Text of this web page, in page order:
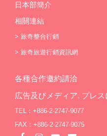
日本部簡介
相關連結
> 旅奇整合行銷
> 旅奇旅遊行銷資訊網
各種合作邀約請洽
広告及びメディア. プレ
TEL：+886-2-2747-9077
FAX：+886-2-2747-9075